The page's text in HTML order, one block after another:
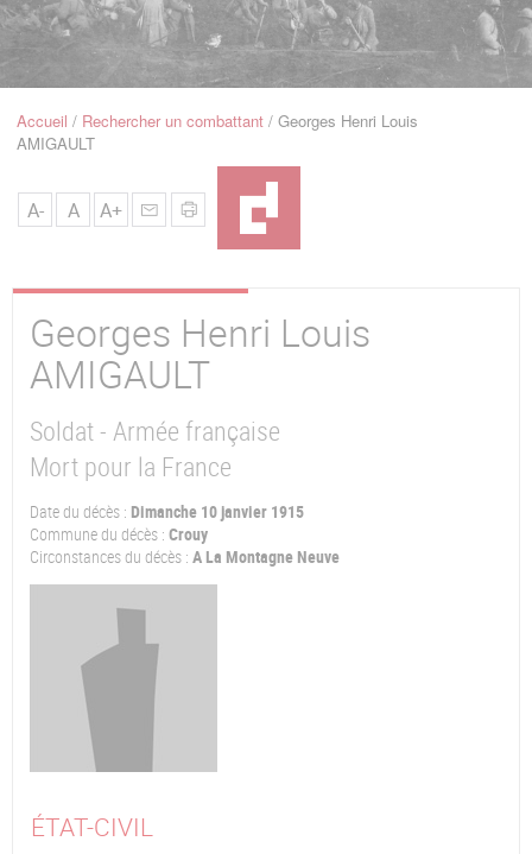
Navigation
Fil
Accueil Rechercher un combattant Georges Henri Louis
AMIGAULT
A- A A+
Georges Henri Louis
AMIGAULT
Soldat - Armée française
Mort pour la France
Date du décès : Dimanche 10 janvier 1915
Commune du décès : Crouy
Circonstances du décès : A La Montagne Neuve
ÉTAT-CIVIL